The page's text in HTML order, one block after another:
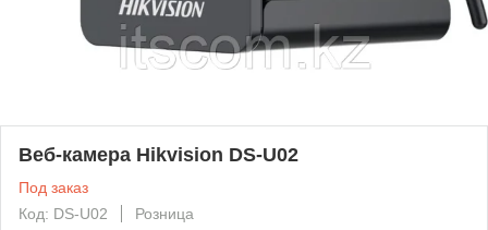
Веб-камера Hikvision DS-U02
Под заказ
Код: DS-U02
Розница